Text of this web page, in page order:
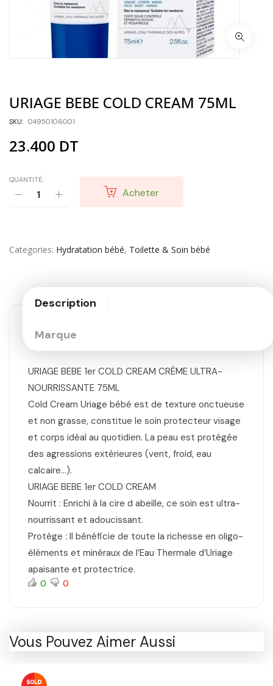
URIAGE BEBE COLD CREAM 75ML
SKU: 04950106001
23.400 DT
QUANTITÉ:
Acheter
Categories Hydratation bébé, Toilette & Soin bébé
Description
Marque
URIAGE BEBE 1er COLD CREAM CRÈME ULTRA-
NOURRISSANTE 75ML
Cold Cream Uriage bébé est de texture onctueuse
et non grasse, constitue le soin protecteur visage
et corps idéal au quotidien. La peau est protégée
des agressions extérieures (vent, froid, eau
calcaire…).
URIAGE BEBE 1er COLD CREAM
Nourrit : Enrichi à la cire d abeille, ce soin est ultra-
nourrissant et adoucissant.
Protège : Il bénéficie de toute la richesse en oligo-
éléments et minéraux de l’Eau Thermale d’Uriage
apaisante et protectrice.
0 0
Vous Pouvez Aimer Aussi